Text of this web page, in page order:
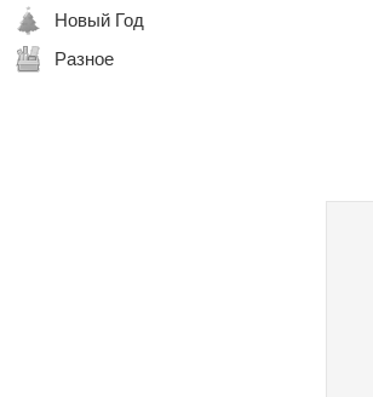
Новый Год
Разное